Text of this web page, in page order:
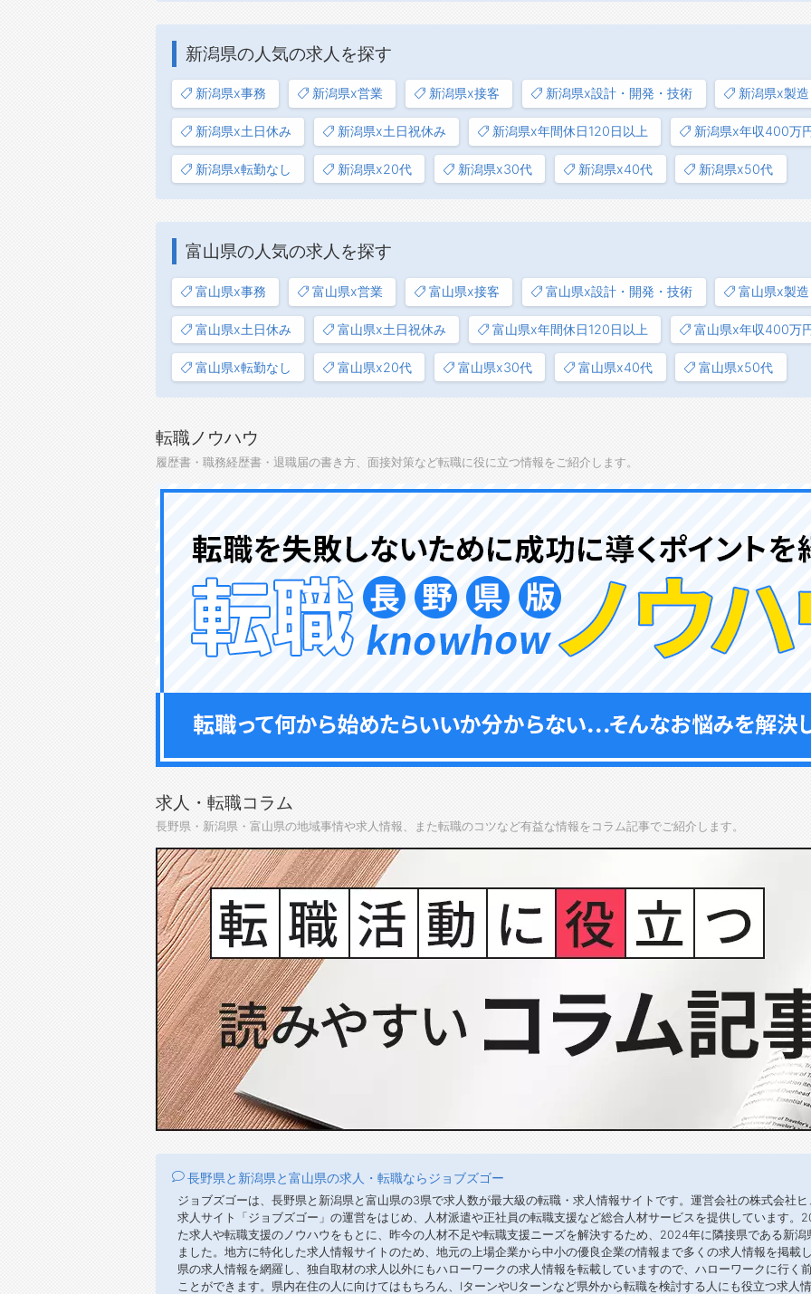
新潟県の人気の求人を探す
新潟県x事務 新潟県x営業 新潟県x接客 新潟県x設計・開発・技術 新潟県x製
新潟県x土日休み 新潟県x土日祝休み 新潟県x年間休日120日以上 新潟県x年収400万
新潟県x転勤なし 新潟県x20代 新潟県x30代 新潟県x40代 新潟県x50代
富山県の人気の求人を探す
富山県x事務 富山県x営業 富山県x接客 富山県x設計・開発・技術 富山県x製
富山県x土日休み 富山県x土日祝休み 富山県x年間休日120日以上 富山県x年収400万
富山県x転勤なし 富山県x20代 富山県x30代 富山県x40代 富山県x50代
転職ノウハウ
履歴書・職務経歴書・退職届の書き方、面接対策など転職に役に立つ情報をご紹介します。
求人・転職コラム
長野県・新潟県・富山県の地域事情や求人情報、また転職のコツなど有益な情報をコラム記事でご紹介します。
長野県と新潟県と富山県の求人・転職ならジョブズゴー
ジョブズゴーは、長野県と新潟県と富山県の3県で求人数が最大級の転職・求人情報サイトです。運営会社の株式会社
求人サイト「ジョブズゴー」の運営をはじめ、人材派遣や正社員の転職支援など総合人材サービスを提供しています。
た求人や転職支援のノウハウをもとに、昨今の人材不足や転職支援ニーズを解決するため、2024年に隣接県である新
ました。地方に特化した求人情報サイトのため、地元の上場企業から中小の優良企業の情報まで多くの求人情報を掲載
県の求人情報を網羅し、独自取材の求人以外にもハローワークの求人情報を転載していますので、ハローワークに行く
ことができます。県内在住の人に向けてはもちろん、IターンやUターンなど県外から転職を検討する人にも役立つ求人